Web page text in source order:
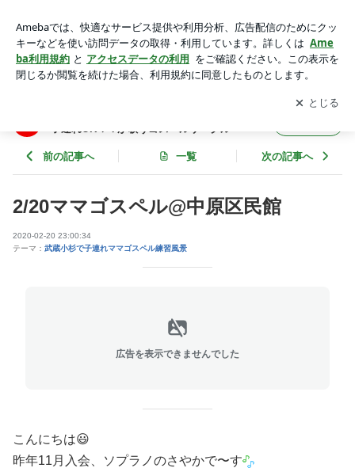
杉/溝の口/府中で子連れOKママが歌うゴスペルサークル
アプリをダウンロードして ブログの更新通知
を受け取りまし
ょう。
開く
子連れOKママが歌うゴスペルサークル
前の記事へ 一覧 次の記事へ
2/20ママゴスペル@中原区民館
2020-02-20 23:00:34
テーマ： 武蔵小杉で子連れママゴスペル練習風景
広告を表示できませんでした
こんにちは😃
昨年11月入会、ソプラノのさやかで〜す